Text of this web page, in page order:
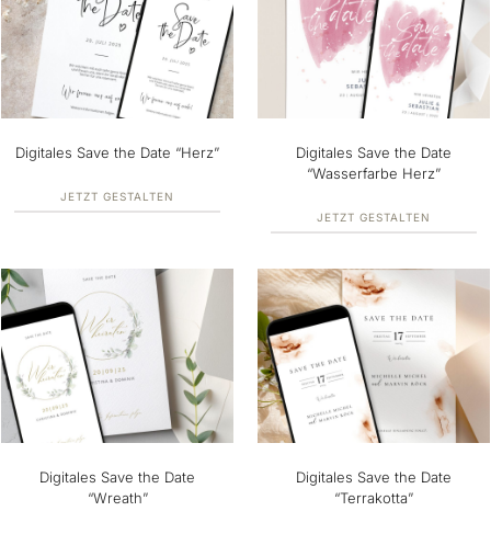
Digitales Save the Date “Herz”
JETZT GESTALTEN
Digitales Save the Date
“Wasserfarbe Herz”
JETZT GESTALTEN
Digitales Save the Date
“Wreath”
Digitales Save the Date
“Terrakotta”